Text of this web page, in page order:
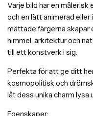
Varje bild har en målerisk
och en lätt animerad eller
mättade färgerna skapar
himmel, arkitektur och
till ett konstverk i sig.
Perfekta för att ge ditt
kosmopolitisk och
låt dess unika charm lysa
Egenskaper: